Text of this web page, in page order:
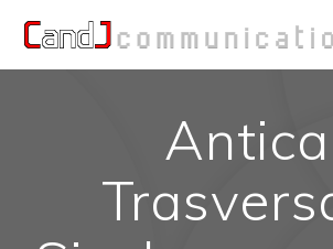
al
Antica